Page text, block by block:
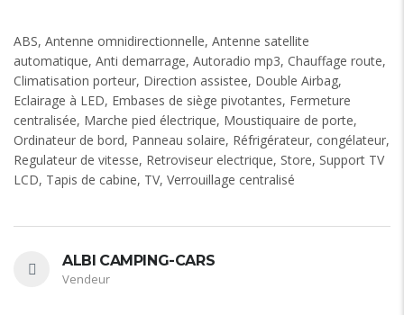
ABS, Antenne omnidirectionnelle, Antenne satellite
automatique, Anti demarrage, Autoradio mp3, Chauffage route,
Climatisation porteur, Direction assistee, Double Airbag,
Eclairage à LED, Embases de siège pivotantes, Fermeture
centralisée, Marche pied électrique, Moustiquaire de porte,
Ordinateur de bord, Panneau solaire, Réfrigérateur, congélateur,
Regulateur de vitesse, Retroviseur electrique, Store, Support TV
LCD, Tapis de cabine, TV, Verrouillage centralisé
ALBI CAMPING-CARS
Vendeur